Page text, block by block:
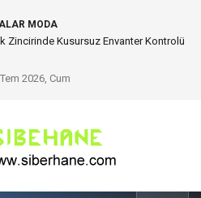
MODA
Uzak Bir Deşarj Alanı Tasarlayın
2026, Cum